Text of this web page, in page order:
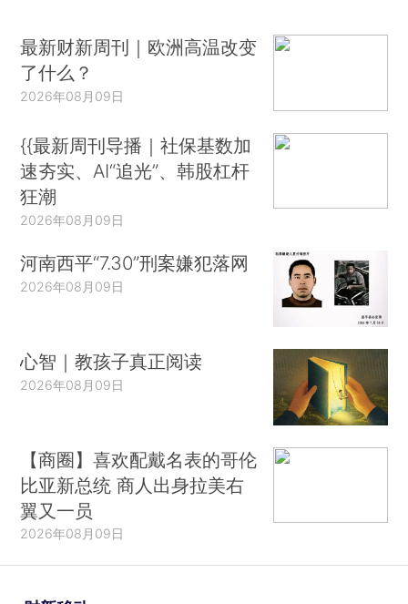
最新财新周刊｜欧洲高温改变
了什么？
2026年08月09日
{{最新周刊导播｜社保基数加
速夯实、AI“追光”、韩股杠杆
狂潮
2026年08月09日
河南西平“7.30”刑案嫌犯落网
2026年08月09日
心智｜教孩子真正阅读
2026年08月09日
【商圈】喜欢配戴名表的哥伦
比亚新总统 商人出身拉美右
翼又一员
2026年08月09日